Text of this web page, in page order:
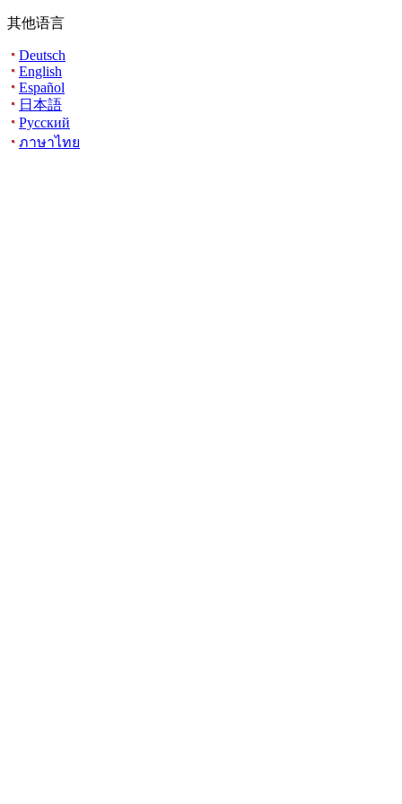
其他语言
Deutsch
English
Español
日本語
Русский
ภาษาไทย